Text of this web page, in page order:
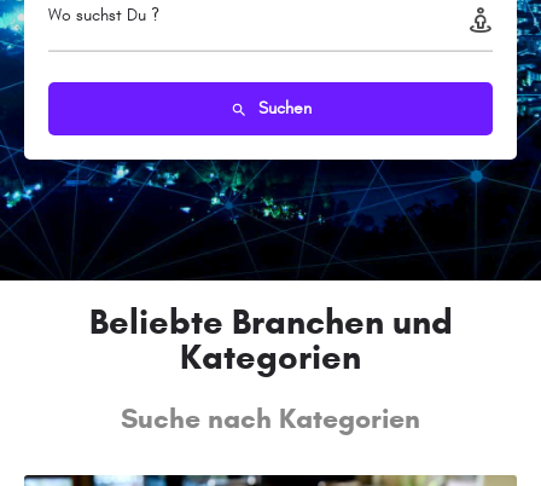
Wo suchst Du ?
Suchen
Beliebte Branchen und
Kategorien
Suche nach Kategorien